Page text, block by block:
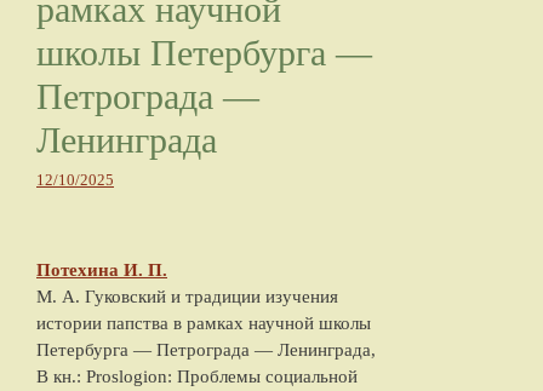
рамках научной
школы Петербурга —
Петрограда —
Ленинграда
12/10/2025
Потехина И. П.
М. А. Гуковский и традиции изучения
истории папства в рамках научной школы
Петербурга — Петрограда — Ленинграда,
В кн.: Proslogion: Проблемы социальной